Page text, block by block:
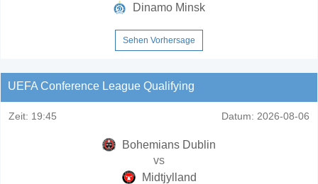
Dinamo Minsk
Sehen Vorhersage
UEFA Conference League Qualifying
Zeit: 19:45 Datum: 2026-08-06
Bohemians Dublin
vs
Midtjylland